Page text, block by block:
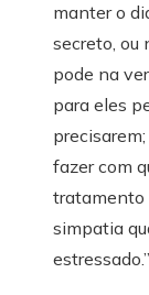
manter o
secreto, ou
pode na
para eles
fazer com
tratamento
simpatia
estressado.”